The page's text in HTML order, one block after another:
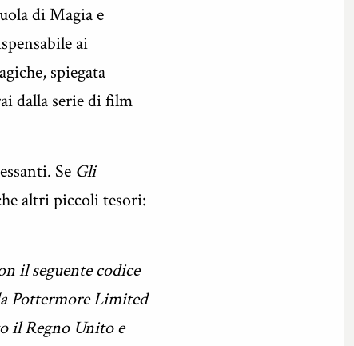
di Magia e
ai
spiegata
dalla serie di film
Se Gli
altri piccoli tesori:
il seguente codice
Pottermore Limited
il Regno Unito e